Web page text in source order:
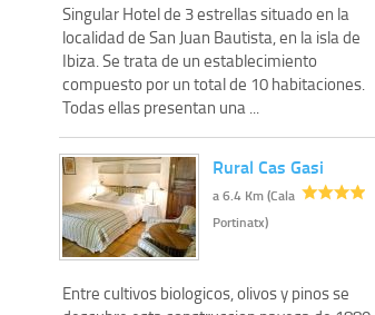
Singular Hotel de 3 estrellas situado en la
localidad de San Juan Bautista, en la isla de
Ibiza. Se trata de un establecimiento
compuesto por un total de 10 habitaciones.
Todas ellas presentan una ...
Rural Cas Gasi
a 6.4 Km (Cala
Portinatx)
Entre cultivos biologicos, olivos y pinos se